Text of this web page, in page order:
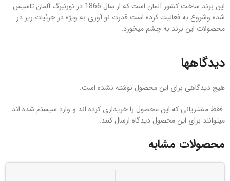
این برند ساخت کشور آلمان است که از سال 1866 در نورنبرگ آلمان تاسیس
شده وشروع به فعالیت کرده است.قدرت نو آوری به ویژه در جزئیات ریز در
محصولات این برند به چشم میخورد.
دیدگاهها
هیچ دیدگاهی برای این محصول نوشته نشده است.
.فقط مشتریانی که این محصول را خریداری کرده اند و وارد سیستم شده اند
میتوانند برای این محصول دیدگاه ارسال کنند.
محصولات مشابه